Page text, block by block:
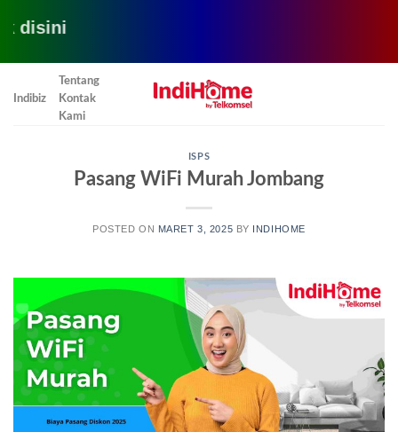
Indibiz
Tentang
Kontak
Kami
ISPS
Pasang WiFi Murah Jombang
POSTED ON MARET 3, 2025 BY INDIHOME